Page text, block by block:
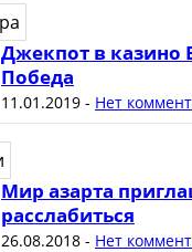
Джекпот в казино
Победа
11.01.2019- Нет
Мир азарта
расслабиться
26.08.2018- Нет